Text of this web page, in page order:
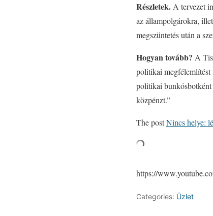
Részletek. A tervezet
az állampolgárokra,
megszüntetés után a
Hogyan tovább? A
politikai megfélemlítést
politikai
közpénzt.”
The postNincs helye:
https://
Categories: Üzlet